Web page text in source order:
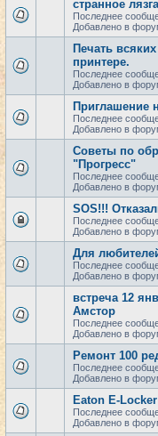
странное
Последнее
Добавлено в
Печать
принтере.
Последнее
Добавлено в
Приглашение
Последнее
Добавлено в
Советы по
"Прогресс"
Последнее
Добавлено в
SOS!!!
Последнее
Добавлено в
Для
Последнее
Добавлено в
встреча 12
Амстор
Последнее
Добавлено в
Ремонт 100
Последнее
Добавлено в
Eaton E-Locker
Последнее
Добавлено в